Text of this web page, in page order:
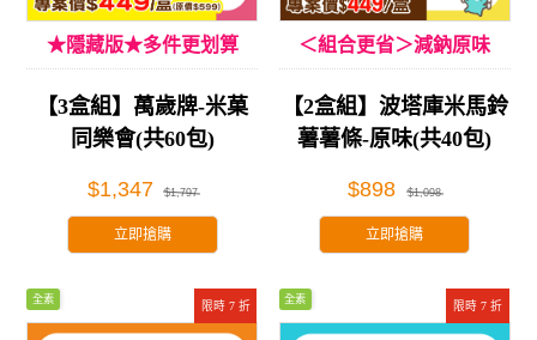
★隱藏版★多件更划算
【3盒組】萬歲牌-米菓
同樂會(共60包)
$1,347 $1,797
立即搶購
＜組合更省＞減鈉原味
【2盒組】波塔庫米馬鈴
薯薯條-原味(共40包)
$898 $1,098
立即搶購
限時 7 折
全素
限時 7 折
全素